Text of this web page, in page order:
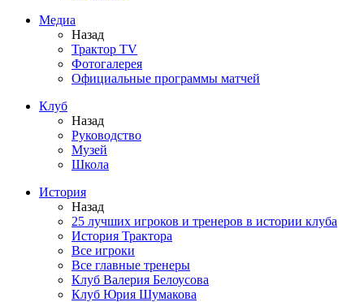
Медиа
Назад
Трактор TV
Фотогалерея
Официальные программы матчей
Клуб
Назад
Руководство
Музей
Школа
История
Назад
25 лучших игроков и тренеров в истории клуба
История Трактора
Все игроки
Все главные тренеры
Клуб Валерия Белоусова
Клуб Юрия Шумакова